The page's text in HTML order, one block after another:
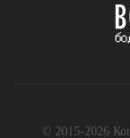
© 2015-2026